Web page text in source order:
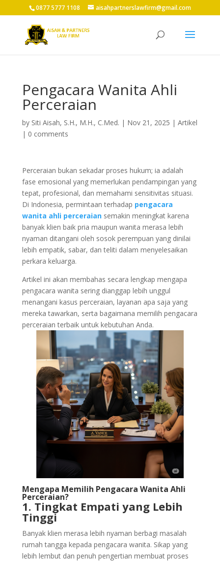
0877 5777 1108 aisahpartnerslawfirm@gmail.com
Pengacara Wanita Ahli
Perceraian
by Siti Aisah, S.H., M.H., C.Med. | Nov 21, 2025 | Artikel
| 0 comments
Perceraian bukan sekadar proses hukum; ia adalah
fase emosional yang memerlukan pendampingan yang
tepat, profesional, dan memahami sensitivitas situasi.
Di Indonesia, permintaan terhadap pengacara
wanita ahli perceraiansemakin meningkat karena
banyak klien baik pria maupun wanita merasa lebih
nyaman ditangani oleh sosok perempuan yang dinilai
lebih empatik, sabar, dan teliti dalam menyelesaikan
perkara keluarga.
Artikel ini akan membahas secara lengkap mengapa
pengacara wanita sering dianggap lebih unggul
menangani kasus perceraian, layanan apa saja yang
mereka tawarkan, serta bagaimana memilih pengacara
perceraian terbaik untuk kebutuhan Anda.
Mengapa Memilih Pengacara Wanita Ahli
Perceraian?
1. Tingkat Empati yang Lebih
Tinggi
Banyak klien merasa lebih nyaman berbagi masalah
rumah tangga kepada pengacara wanita. Sikap yang
lebih lembut dan penuh pengertian membuat proses